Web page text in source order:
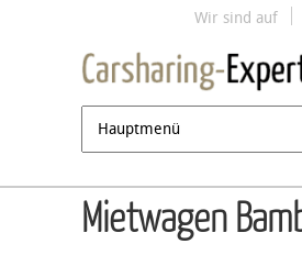
Jump to
Wir sind auf
Mietwagen